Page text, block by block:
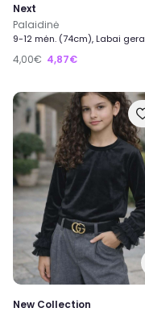
Next
Palaidinė
9-12 mėn. (74cm), Labai gera
4,00€ 4,87€
New Collection